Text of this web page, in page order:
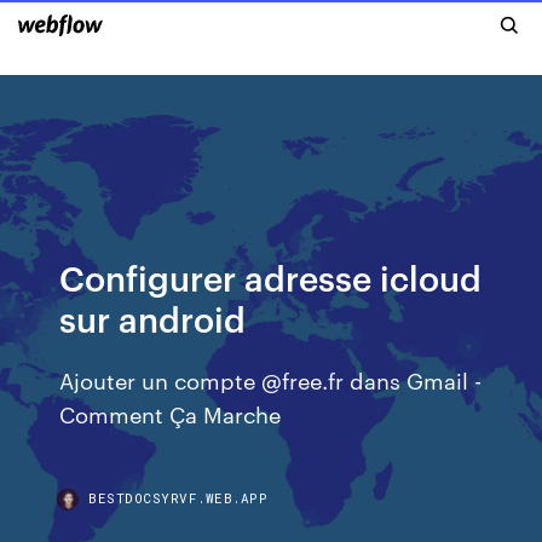
Configurer adresse icloud
sur android
Ajouter un compte @free.fr dans Gmail -
Comment Ça Marche
BESTDOCSYRVF.WEB.APP